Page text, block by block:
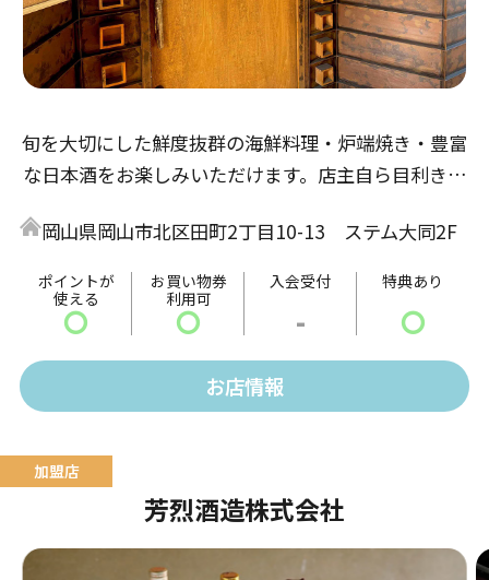
旬を大切にした鮮度抜群の海鮮料理・炉端焼き・豊富
な日本酒をお楽しみいただけます。店主自ら目利きす
してお待ちしております。
岡山県岡山市北区田町2丁目10-13 ステム大同2F
ポイントが
使える
〇
お買い物券
利用可
〇
入会受付
-
特典あり
〇
お店情報
芳烈酒造株式会社